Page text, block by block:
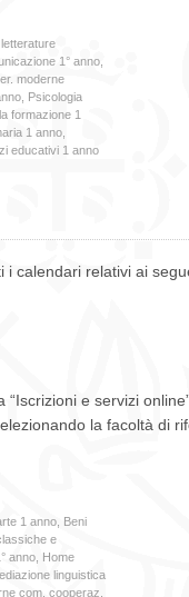
1° anno
moderne
Psicologia
formazione 1
1 anno
educativi 1 anno
calendari relativi ai
e servizi
la facoltà di
1 anno, Beni
e
anno, Home
linguistica
com. cooperaz.